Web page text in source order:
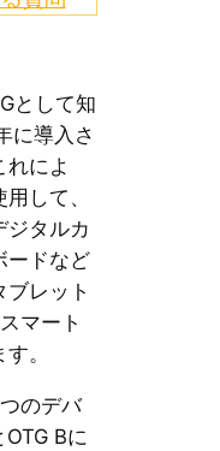
として知
に導入さ
によ
して、
ジタルカ
ードなど
レット
マート
。
のデバ
Bに